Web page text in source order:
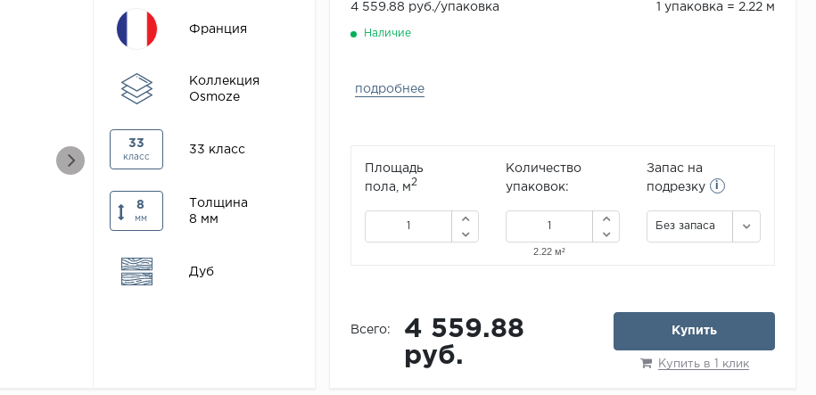
Франция
Коллекция
Osmoze
33
класс
33 класс
8
мм
Толщина
8 мм
Дуб
4 559.88 руб./упаковка 1 упаковка = 2.22 м
Наличие
подробнее
Площадь
пола, м2
Количество
упаковок:
Запас на
подрезку
i
Без запаса
Всего:
4 559.88
руб.
Купить
Купить в 1 клик